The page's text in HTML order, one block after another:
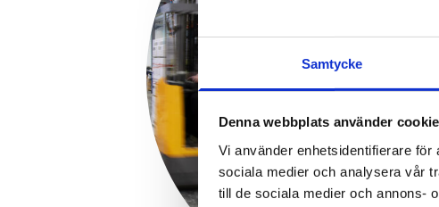
Samtycke
Denna webbplats använder
Vi använder enhetsidentifierare
sociala medier och analysera vår
till de sociala medier och annons-